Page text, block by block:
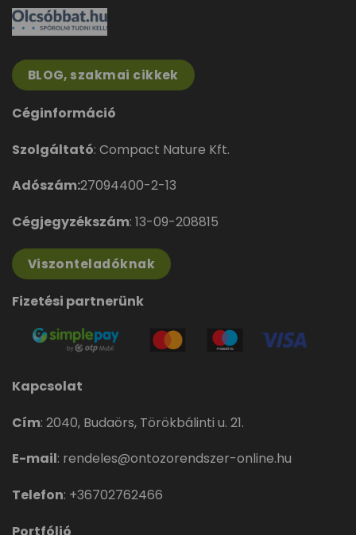
BLOG, szakmai cikkek
Céginformáció
Szolgáltató: Compact Nature Kft.
Adószám:27094400-2-13
Cégjegyzékszám: 13-09-208815
Viszonteladóknak
Fizetési partnerünk
Kapcsolat
Cím: 2040, Budaörs, Törökbálinti u. 21.
E-mail: rendeles@ontozorendszer-online.hu
Telefon: +36702762466